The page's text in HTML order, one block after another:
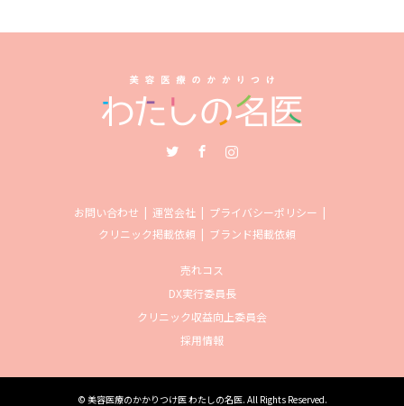
お問い合わせ 運営会社
プライバシーポリシー
クリニック掲載依頼
ブランド掲載依頼
売れコス
DX実行委員長
クリニック収益向上委員会
採用情報
© 美容医療のかかりつけ医 わたしの名医. All Rights Reserved.